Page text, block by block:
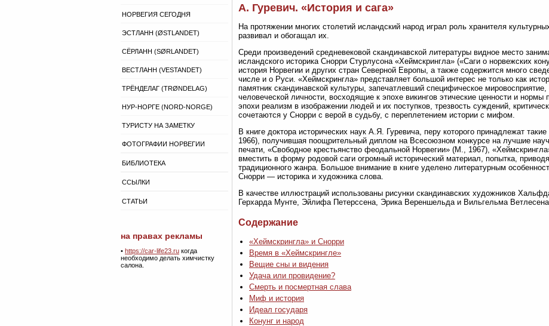
НОРВЕГИЯ СЕГОДНЯ
ЭСТЛАНН (ØSTLANDET)
СЁРЛАНН (SØRLANDET)
ВЕСТЛАНН (VESTANDET)
ТРЁНДЕЛАГ (TRØNDELAG)
НУР-НОРГЕ (NORD-NORGE)
ТУРИСТУ НА ЗАМЕТКУ
ФОТОГРАФИИ НОРВЕГИИ
БИБЛИОТЕКА
ССЫЛКИ
СТАТЬИ
на правах рекламы
• https://car-life23.ru когда
необходимо делать химчистку
салона.
А. Гуревич. «История и сага»
На протяжении многих столетий исландский народ играл роль хранителя
развивал и обогащал их.
Среди произведений средневековой скандинавской литературы видное место
исландского историка Снорри Стурлусона «Хеймскрингла» («Саги о норвежских
история Норвегии и других стран Северной Европы, а также содержится много
числе и о Руси. «Хеймскрингла» представляет большой интерес не только как
памятник скандинавской культуры, запечатлевший специфическое
человеческой личности, восходящие к эпохе викингов этические ценности и
эпохи реализм в изображении людей и их поступков, трезвость суждений,
сочетаются у Снорри с верой в судьбу, с переплетением истории с мифом.
В книге доктора исторических наук А.Я. Гуревича, перу которого принадлежат
1966), получившая поощрительный диплом на Всесоюзном конкурсе на лучшие
печати, «Свободное крестьянство феодальной Норвегии» (М., 1967),
вместить в форму родовой саги огромный исторический материал, попытка,
традиционного жанра. Большое внимание в книге уделено литературным
Снорри — историка и художника слова.
В качестве иллюстраций использованы рисунки скандинавских художников
Герхарда Мунте, Эйлифа Петерссена, Эрика Вереншельда и Вильгельма
Содержание
«Хеймскрингла» и Снорри
Время в «Хеймскрингле»
Вещие сны и видения
Удача или провидение?
Смерть и посмертная слава
Миф и история
Идеал государя
Конунг и народ